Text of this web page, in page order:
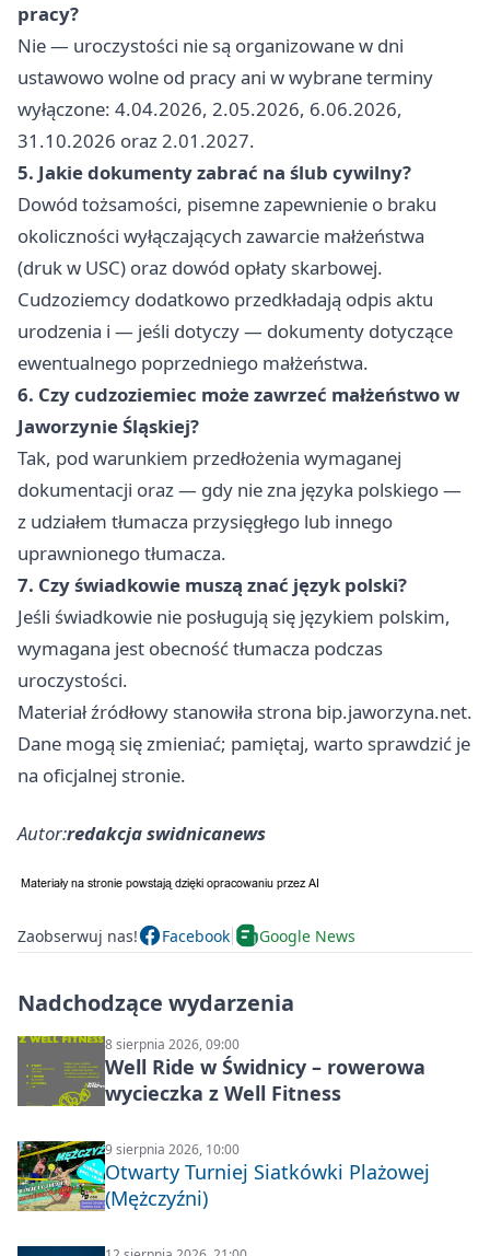
pracy?
Nie — uroczystości nie są organizowane w dni
ustawowo wolne od pracy ani w wybrane terminy
wyłączone: 4.04.2026, 2.05.2026, 6.06.2026,
31.10.2026 oraz 2.01.2027.
5. Jakie dokumenty zabrać na ślub cywilny?
Dowód tożsamości, pisemne zapewnienie o braku
okoliczności wyłączających zawarcie małżeństwa
(druk w USC) oraz dowód opłaty skarbowej.
Cudzoziemcy dodatkowo przedkładają odpis aktu
urodzenia i — jeśli dotyczy — dokumenty dotyczące
ewentualnego poprzedniego małżeństwa.
6. Czy cudzoziemiec może zawrzeć małżeństwo w
Jaworzynie Śląskiej?
Tak, pod warunkiem przedłożenia wymaganej
dokumentacji oraz — gdy nie zna języka polskiego —
z udziałem tłumacza przysięgłego lub innego
uprawnionego tłumacza.
7. Czy świadkowie muszą znać język polski?
Jeśli świadkowie nie posługują się językiem polskim,
wymagana jest obecność tłumacza podczas
uroczystości.
Materiał źródłowy stanowiła strona bip.jaworzyna.net.
Dane mogą się zmieniać; pamiętaj, warto sprawdzić je
na oficjalnej stronie.
Autor:redakcja swidnicanews
Zaobserwuj nas! Facebook Google News
Nadchodzące wydarzenia
8 sierpnia 2026, 09:00
Well Ride w Świdnicy – rowerowa
wycieczka z Well Fitness
9 sierpnia 2026, 10:00
Otwarty Turniej Siatkówki Plażowej
(Mężczyźni)